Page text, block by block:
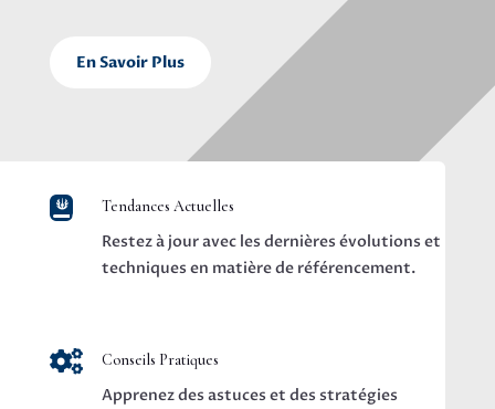
En Savoir Plus
 Tendances Actuelles
Restez à jour avec les dernières évolutions et
techniques en matière de référencement.
 Conseils Pratiques
Apprenez des astuces et des stratégies